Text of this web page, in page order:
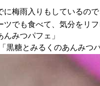
に梅雨入りもしているの
ツでも食べて、気分をリ
んみつパフェ」
黒糖とみるくのあんみつ